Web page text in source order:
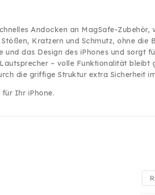
Andocken an MagSafe-
Kratzern und Schmutz, ohne die
das Design des iPhones und sorgt
– volle Funktionalität bleibt
die griffige Struktur extra Sicherheit
für Ihr iPhone.